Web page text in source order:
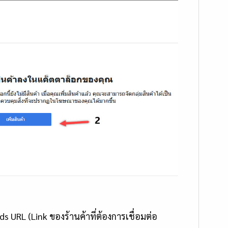
URL (Link ของร้านค้าที่ต้องการเชื่อมต่อ